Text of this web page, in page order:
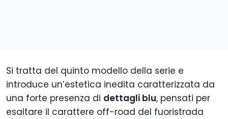
Si tratta del quinto modello della serie e
introduce un’estetica inedita caratterizzata da
una forte presenza di dettagli blu, pensati per
esaltare il carattere off-road del fuoristrada